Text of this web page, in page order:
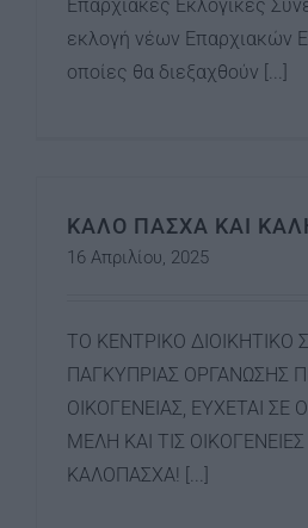
Επαρχιακές Εκλογικές
εκλογή νέων Επαρχιακών
οποίες θα διεξαχθούν [...]
ΚΑΛΟ ΠΑΣΧΑ ΚΑΙ
16 Απριλίου, 2025
ΤΟ ΚΕΝΤΡΙΚΟ ΔΙΟΙΚΗΤΙΚΟ
ΠΑΓΚΥΠΡΙΑΣ ΟΡΓΑΝΩΣΗΣ
ΟΙΚΟΓΕΝΕΙΑΣ, ΕΥΧΕΤΑΙ ΣΕ
ΜΕΛΗ ΚΑΙ ΤΙΣ
ΚΑΛΟΠΑΣΧΑ! [...]